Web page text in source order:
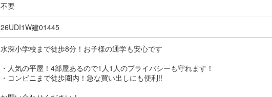
不要
26UDI1W建01445
水深小学校まで徒歩8分！お子様の通学も安心です
・人気の平屋！4部屋あるので1人1人のプライバシーも守れます！
・コンビニまで徒歩圏内！急な買い出しにも便利!!